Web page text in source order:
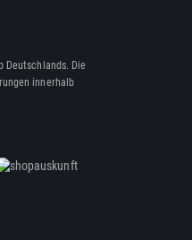
Deutschlands. Die
innerhalb